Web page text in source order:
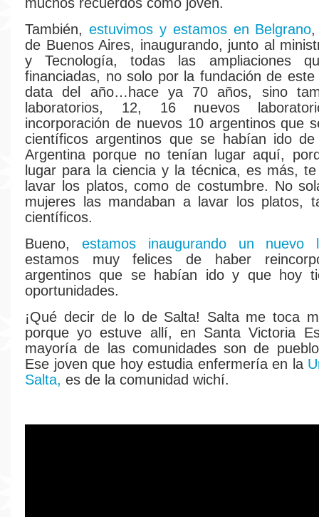
También, estuvimos y estamos en Belgrano,
de Buenos Aires, inaugurando, junto al
y Tecnología, todas las ampliaciones
financiadas, no solo por la fundación de
data del año…hace ya 70 años, sino
laboratorios, 12, 16 nuevos
incorporación de nuevos 10 argentinos que
científicos argentinos que se habían ido de
Argentina porque no tenían lugar aquí,
lugar para la ciencia y la técnica, es más,
lavar los platos, como de costumbre. No
mujeres las mandaban a lavar los platos,
científicos.
Bueno, estamos inaugurando un nuevo
estamos muy felices de haber
argentinos que se habían ido y que hoy
oportunidades.
¡Qué decir de lo de Salta! Salta me toca
porque yo estuve allí, en Santa Victoria
mayoría de las comunidades son de
Ese joven que hoy estudia enfermería en la
Salta, es de la comunidad wichí.